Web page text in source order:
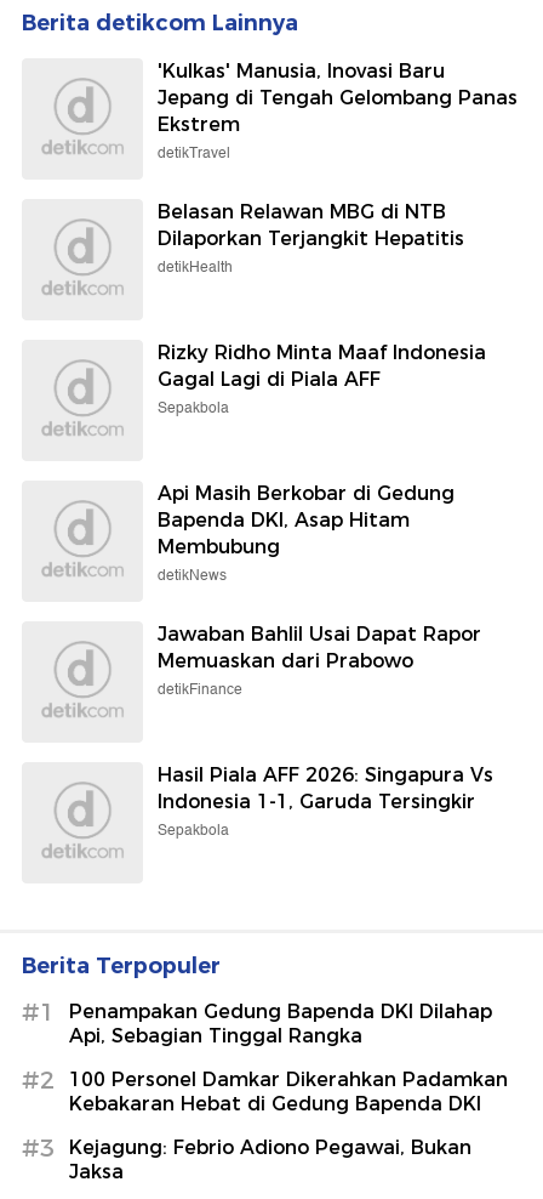
Berita detikcom Lainnya
'Kulkas' Manusia, Inovasi Baru
Jepang di Tengah Gelombang Panas
Ekstrem
detikTravel
Belasan Relawan MBG di NTB
Dilaporkan Terjangkit Hepatitis
detikHealth
Rizky Ridho Minta Maaf Indonesia
Gagal Lagi di Piala AFF
Sepakbola
Api Masih Berkobar di Gedung
Bapenda DKI, Asap Hitam
Membubung
detikNews
Jawaban Bahlil Usai Dapat Rapor
Memuaskan dari Prabowo
detikFinance
Hasil Piala AFF 2026: Singapura Vs
Indonesia 1-1, Garuda Tersingkir
Sepakbola
Berita Terpopuler
#1
Penampakan Gedung Bapenda DKI Dilahap
Api, Sebagian Tinggal Rangka
#2
100 Personel Damkar Dikerahkan Padamkan
Kebakaran Hebat di Gedung Bapenda DKI
#3
Kejagung: Febrio Adiono Pegawai, Bukan
Jaksa